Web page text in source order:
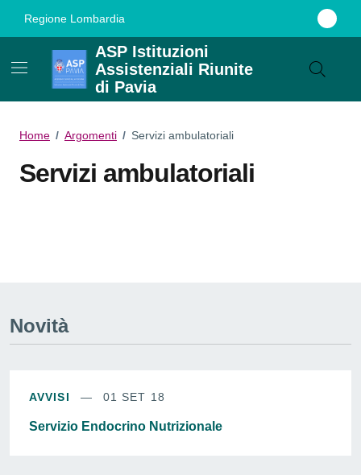
Regione Lombardia
ASP Istituzioni
Assistenziali Riunite
di Pavia
Home / Argomenti / Servizi ambulatoriali
Servizi ambulatoriali
Novità
AVVISI 01 SET 18
Servizio Endocrino Nutrizionale